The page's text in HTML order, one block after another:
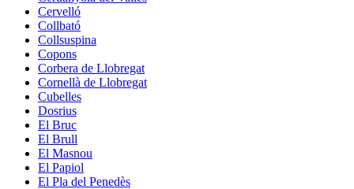
Cervelló
Collbató
Collsuspina
Copons
Corbera de Llobregat
Cornellà de Llobregat
Cubelles
Dosrius
El Bruc
El Brull
El Masnou
El Papiol
El Pla del Penedès